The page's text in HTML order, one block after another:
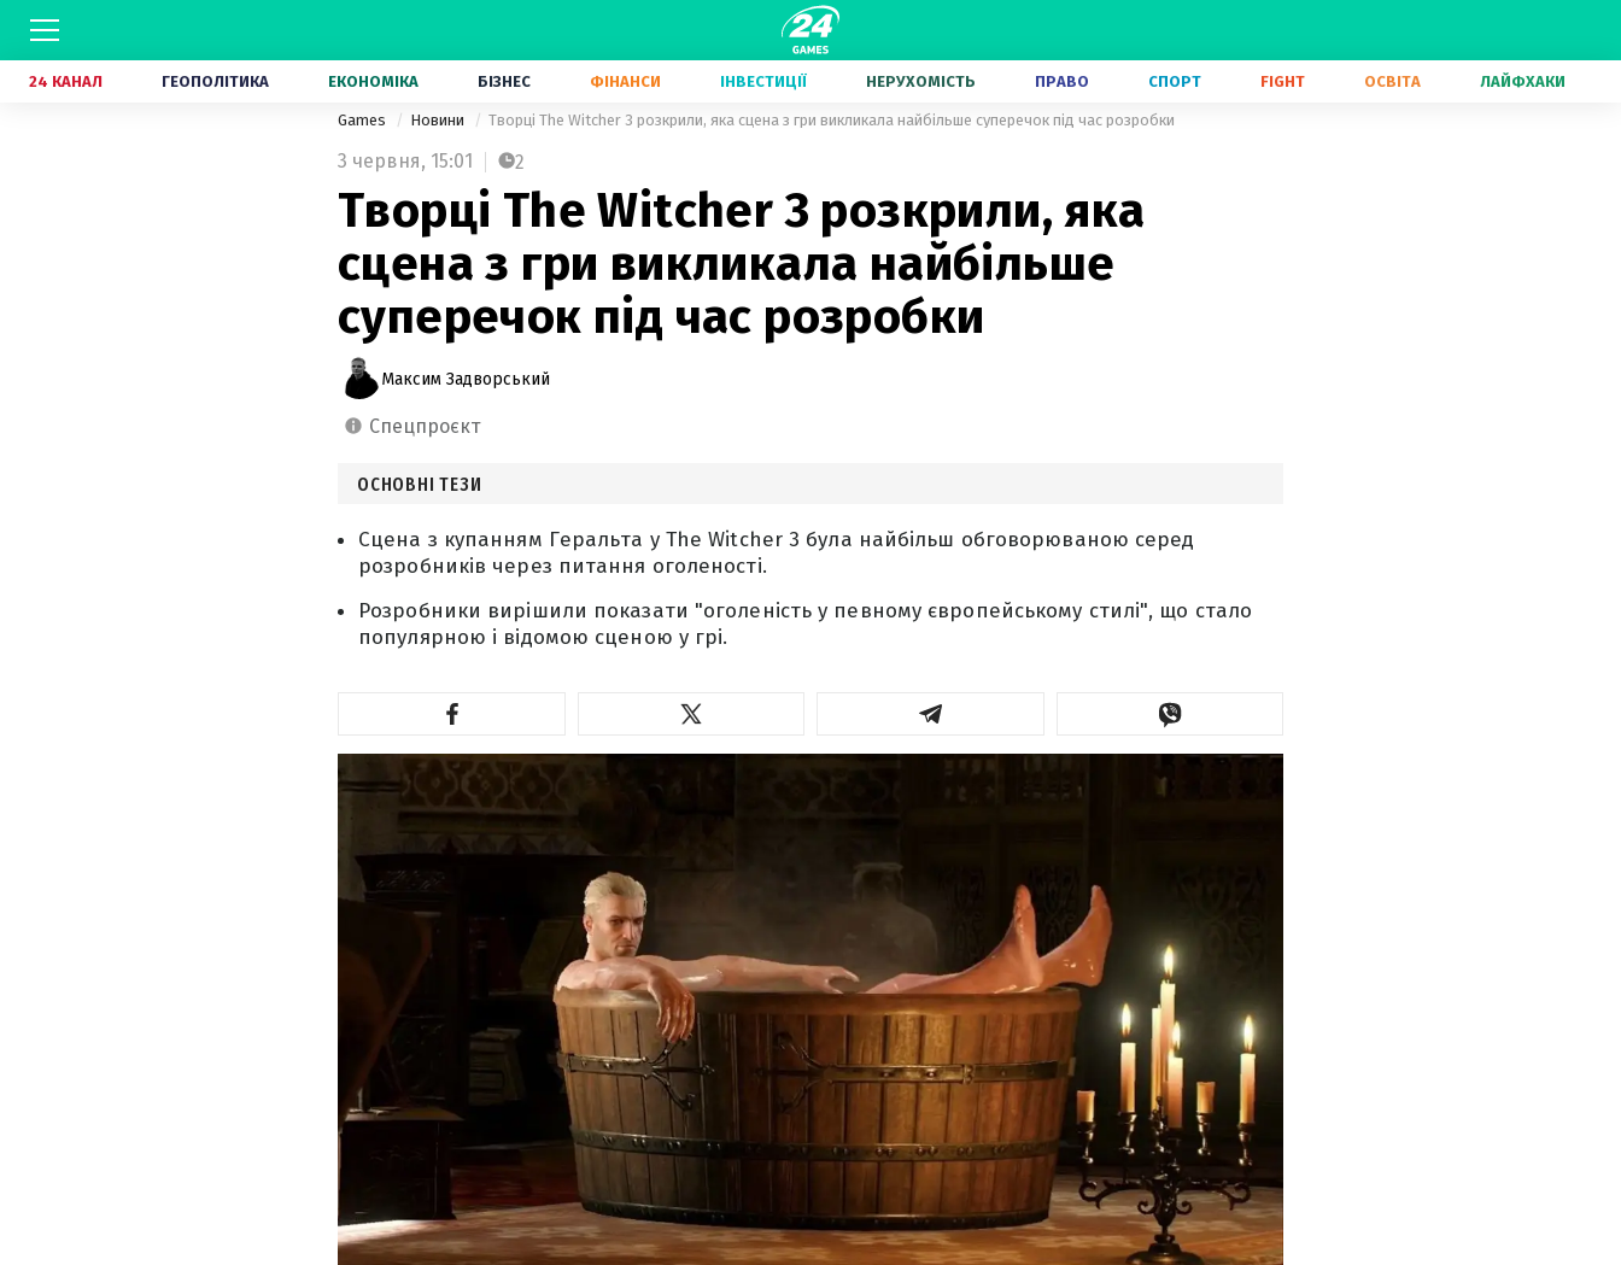
24 КАНАЛ ГЕОПОЛІТИКА ЕКОНОМІКА БІЗНЕС ФІНАНСИ ІНВЕСТИЦІЇ НЕРУХОМІСТЬ ПРАВО СПОРТ FIGHT ОСВІТА ЛАЙФХАКИ
Games Новини Творці The Witcher 3 розкрили, яка сцена з гри викликала найбільше суперечок під час розробки
3 червня, 15:01 2
Творці The Witcher 3 розкрили, яка
сцена з гри викликала найбільше
суперечок під час розробки
Максим Задворський
спецпроєкт
ОСНОВНІ ТЕЗИ
Сцена з купанням Геральта у The Witcher 3 була найбільш обговорюваною серед
розробників через питання оголеності.
Розробники вирішили показати "оголеність у певному європейському стилі", що стало
популярною і відомою сценою у грі.